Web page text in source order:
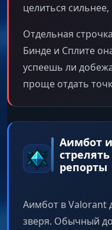
целиться
Отдельная
Бинде и Сплите
успеешь ли
проще отдать
Аимбот
репорты
Аимбот в Valorant
зверя. Обычный